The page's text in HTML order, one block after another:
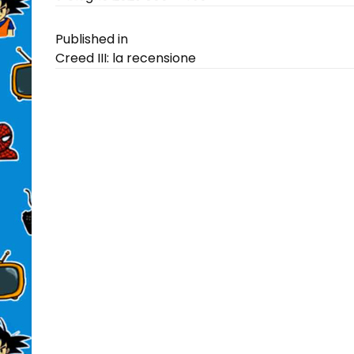
Navigazione
Published in
Creed III: la recensione